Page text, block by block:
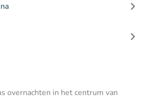
overnachten in het centrum van